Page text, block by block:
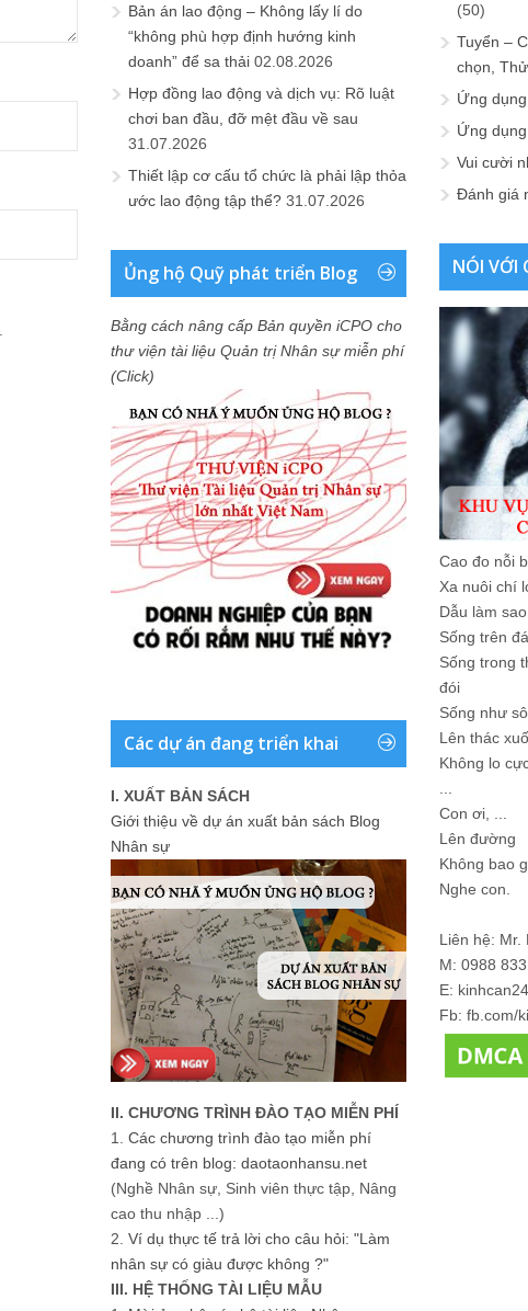
Bản án lao động – Không lấy lí do
“không phù hợp định hướng kinh
doanh” để sa thải 02.08.2026
Hợp đồng lao động và dịch vụ: Rõ luật
chơi ban đầu, đỡ mệt đầu về sau
31.07.2026
Thiết lập cơ cấu tổ chức là phải lập thỏa
ước lao động tập thể? 31.07.2026
Ủng hộ Quỹ phát triển Blog
Bằng cách nâng cấp Bản quyền iCPO cho
thư viện tài liệu Quản trị Nhân sự miễn phí
(Click)
Các dự án đang triển khai
I. XUẤT BẢN SÁCH
Giới thiệu về dự án xuất bản sách Blog
Nhân sự
II. CHƯƠNG TRÌNH ĐÀO TẠO MIỄN PHÍ
1. Các chương trình đào tạo miễn phí
đang có trên blog: daotaonhansu.net
(Nghề Nhân sự, Sinh viên thực tập, Nâng
cao thu nhập ...)
2. Ví dụ thực tế trả lời cho câu hỏi: "Làm
nhân sự có giàu được không ?"
III. HỆ THỐNG TÀI LIỆU MẪU
(50)
Tuyển –
chọn,
Ứng
Ứng
Vui cười
Đánh giá
NÓI VỚI
Cao đo nỗi
Xa nuôi chí
Dẫu làm
Sống trên
Sống trong
đói
Sống như
Lên thác
Không lo
Con ơi, ...
Lên đường
Không bao
Nghe con.
Liên hệ: Mr.
M: 0988
E:
Fb: fb.com/